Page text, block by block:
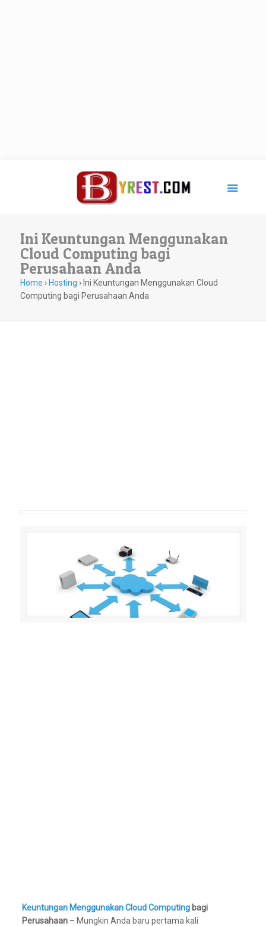
Ini Keuntungan Menggunakan
Cloud Computing bagi
Perusahaan Anda
Home › Hosting › Ini Keuntungan Menggunakan Cloud
Computing bagi Perusahaan Anda
Keuntungan Menggunakan Cloud Computing bagi
Perusahaan – Mungkin Anda baru pertama kali